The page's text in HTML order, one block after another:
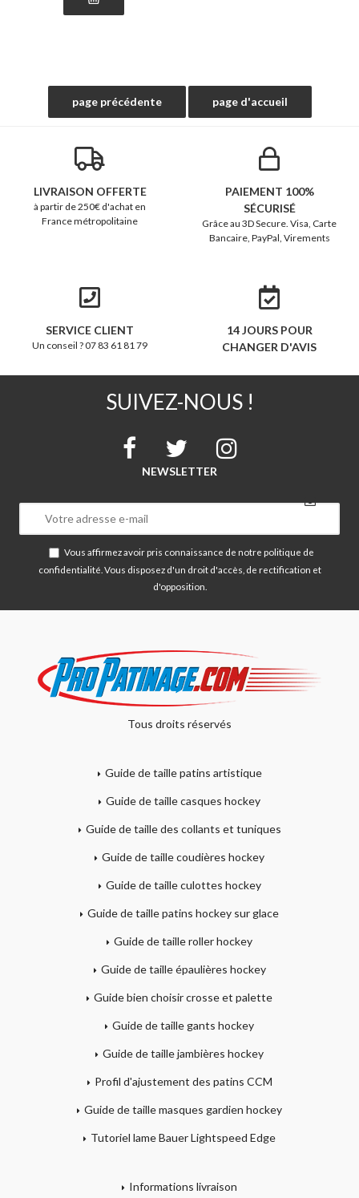
LIVRAISON OFFERTE
à partir de 250€ d'achat en
France métropolitaine
PAIEMENT 100%
SÉCURISÉ
Grâce au 3D Secure. Visa, Carte
Bancaire, PayPal, Virements
SERVICE CLIENT
Un conseil ? 07 83 61 81 79
14 JOURS POUR
CHANGER D'AVIS
SUIVEZ-NOUS !
NEWSLETTER
Vous affirmez avoir pris connaissance de notre politique de
confidentialité . Vous disposez d'un droit d'accès, de rectification et
d'opposition.
Tous droits réservés
Guide de taille patins artistique
Guide de taille casques hockey
Guide de taille des collants et tuniques
Guide de taille coudières hockey
Guide de taille culottes hockey
Guide de taille patins hockey sur glace
Guide de taille roller hockey
Guide de taille épaulières hockey
Guide bien choisir crosse et palette
Guide de taille gants hockey
Guide de taille jambières hockey
Profil d'ajustement des patins CCM
Guide de taille masques gardien hockey
Tutoriel lame Bauer Lightspeed Edge
Informations livraison